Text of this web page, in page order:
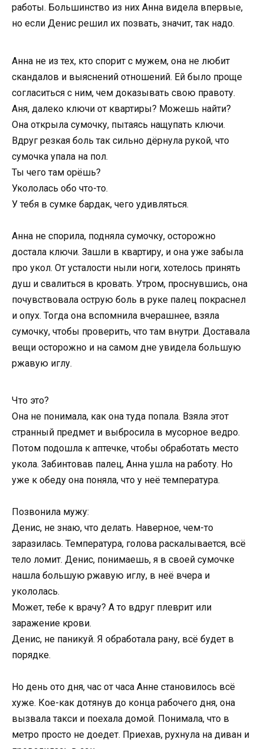
работы. Большинство из них Анна видела впервые,
но если Денис решил их позвать, значит, так надо.
Анна не из тех, кто спорит с мужем, она не любит
скандалов и выяснений отношений. Ей было проще
согласиться с ним, чем доказывать свою правоту.
Аня, далеко ключи от квартиры? Можешь найти?
Она открыла сумочку, пытаясь нащупать ключи.
Вдруг резкая боль так сильно дёрнула рукой, что
сумочка упала на пол.
Ты чего там орёшь?
Укололась обо что-то.
У тебя в сумке бардак, чего удивляться.
Анна не спорила, подняла сумочку, осторожно
достала ключи. Зашли в квартиру, и она уже забыла
про укол. От усталости ныли ноги, хотелось принять
душ и свалиться в кровать. Утром, проснувшись, она
почувствовала острую боль в руке палец покраснел
и опух. Тогда она вспомнила вчерашнее, взяла
сумочку, чтобы проверить, что там внутри. Доставала
вещи осторожно и на самом дне увидела большую
ржавую иглу.
Что это?
Она не понимала, как она туда попала. Взяла этот
странный предмет и выбросила в мусорное ведро.
Потом подошла к аптечке, чтобы обработать место
укола. Забинтовав палец, Анна ушла на работу. Но
уже к обеду она поняла, что у неё температура.
Позвонила мужу:
Денис, не знаю, что делать. Наверное, чем-то
заразилась. Температура, голова раскалывается, всё
тело ломит. Денис, понимаешь, я в своей сумочке
нашла большую ржавую иглу, в неё вчера и
укололась.
Может, тебе к врачу? А то вдруг плеврит или
заражение крови.
Денис, не паникуй. Я обработала рану, всё будет в
порядке.
Но день ото дня, час от часа Анне становилось всё
хуже. Кое-как дотянув до конца рабочего дня, она
вызвала такси и поехала домой. Понимала, что в
метро просто не доедет. Приехав, рухнула на диван и